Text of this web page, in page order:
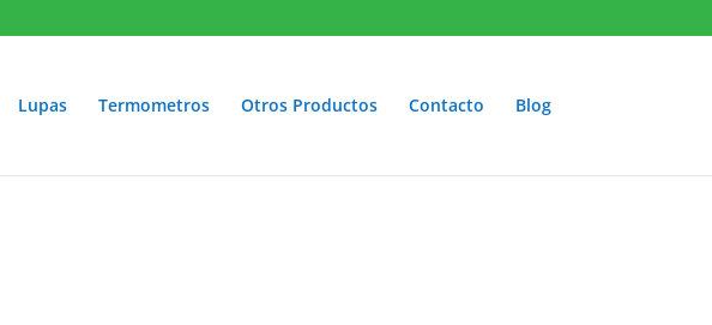
Lupas Termometros Otros Productos Contacto Blog